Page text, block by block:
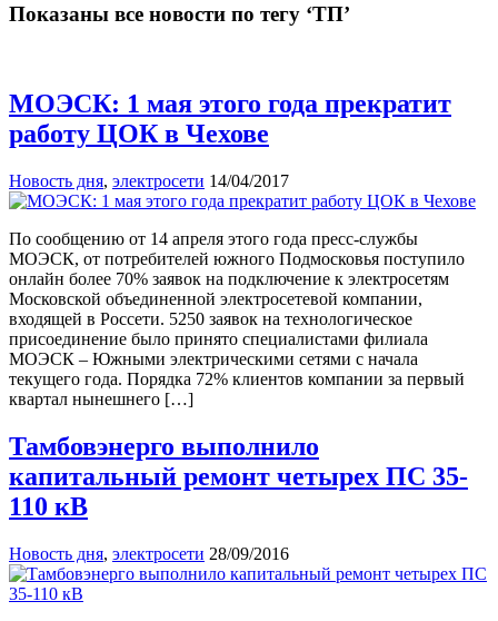
Показаны все новости по тегу ‘ТП’
МОЭСК: 1 мая этого года прекратит
работу ЦОК в Чехове
Новость дня, электросети 14/04/2017
По сообщению от 14 апреля этого года пресс-службы
МОЭСК, от потребителей южного Подмосковья поступило
онлайн более 70% заявок на подключение к электросетям
Московской объединенной электросетевой компании,
входящей в Россети. 5250 заявок на технологическое
присоединение было принято специалистами филиала
МОЭСК – Южными электрическими сетями с начала
текущего года. Порядка 72% клиентов компании за первый
квартал нынешнего […]
Тамбовэнерго выполнило
капитальный ремонт четырех ПС 35-
110 кВ
Новость дня, электросети 28/09/2016